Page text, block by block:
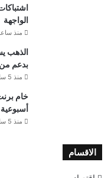
الواجهة
منذ
الذهب
بدعم من
منذ 5 ساعات
أسبوعية
منذ 5 ساعات
الاقسام